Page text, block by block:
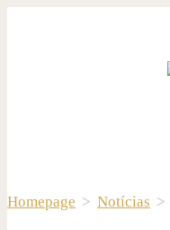
Homepage > Notícias >